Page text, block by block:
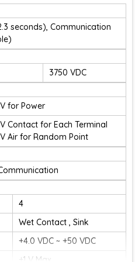
seconds), Communication
3750 VDC
for Power
Contact for Each Terminal
Air for Random Point
4
Wet Contact , Sink
+4.0 VDC ~ +50 VDC
+1 V Max.